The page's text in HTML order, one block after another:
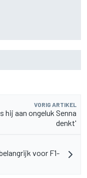
VORIG ARTIKEL
hij aan ongeluk Senna
denkt'
voor F1-